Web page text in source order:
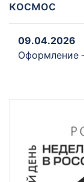
космос
09.04.2026
Оформление